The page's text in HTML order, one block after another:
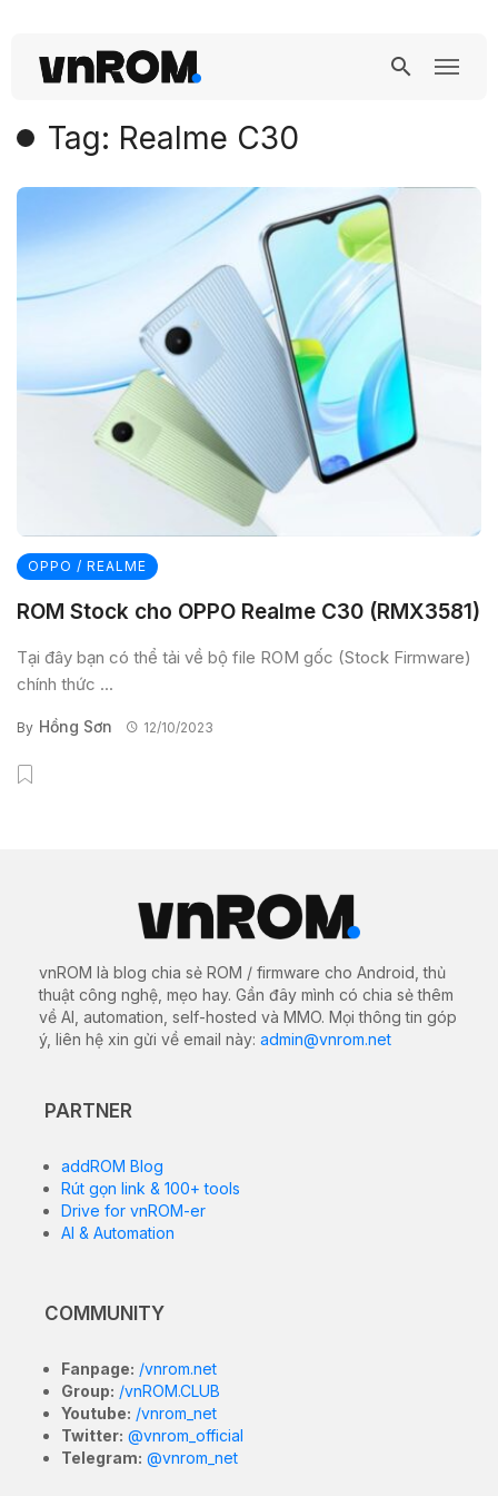
Tag: Realme C30
OPPO / REALME
ROM Stock cho OPPO Realme C30 (RMX3581)
Tại đây bạn có thể tải về bộ file ROM gốc (Stock Firmware)
chính thức ...
By Hồng Sơn 12/10/2023
vnROM là blog chia sẻ ROM / firmware cho Android, thủ
thuật công nghệ, mẹo hay. Gần đây mình có chia sẻ thêm
về AI, automation, self-hosted và MMO. Mọi thông tin góp
ý, liên hệ xin gửi về email này: admin@vnrom.net
PARTNER
addROM Blog
Rút gọn link & 100+ tools
Drive for vnROM-er
AI & Automation
COMMUNITY
Fanpage: /vnrom.net
Group: /vnROM.CLUB
Youtube: /vnrom_net
Twitter: @vnrom_official
Telegram: @vnrom_net